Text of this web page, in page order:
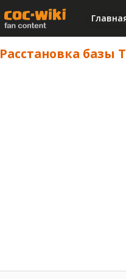
Расстановка базы